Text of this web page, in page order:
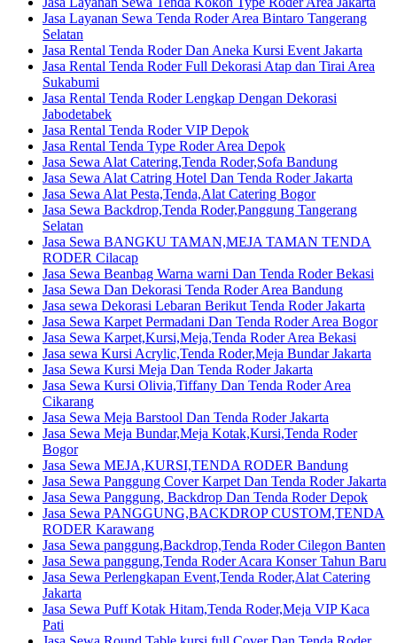
Jasa Layanan Sewa Tenda Roder Area Bintaro Tangerang
Selatan
Jasa Rental Tenda Roder Dan Aneka Kursi Event Jakarta
Jasa Rental Tenda Roder Full Dekorasi Atap dan Tirai Area
Sukabumi
Jasa Rental Tenda Roder Lengkap Dengan Dekorasi
Jabodetabek
Jasa Rental Tenda Roder VIP Depok
Jasa Rental Tenda Type Roder Area Depok
Jasa Sewa Alat Catering,Tenda Roder,Sofa Bandung
Jasa Sewa Alat Catring Hotel Dan Tenda Roder Jakarta
Jasa Sewa Alat Pesta,Tenda,Alat Catering Bogor
Jasa Sewa Backdrop,Tenda Roder,Panggung Tangerang
Selatan
Jasa Sewa BANGKU TAMAN,MEJA TAMAN TENDA
RODER Cilacap
Jasa Sewa Beanbag Warna warni Dan Tenda Roder Bekasi
Jasa Sewa Dan Dekorasi Tenda Roder Area Bandung
Jasa sewa Dekorasi Lebaran Berikut Tenda Roder Jakarta
Jasa Sewa Karpet Permadani Dan Tenda Roder Area Bogor
Jasa Sewa Karpet,Kursi,Meja,Tenda Roder Area Bekasi
Jasa sewa Kursi Acrylic,Tenda Roder,Meja Bundar Jakarta
Jasa Sewa Kursi Meja Dan Tenda Roder Jakarta
Jasa Sewa Kursi Olivia,Tiffany Dan Tenda Roder Area
Cikarang
Jasa Sewa Meja Barstool Dan Tenda Roder Jakarta
Jasa Sewa Meja Bundar,Meja Kotak,Kursi,Tenda Roder
Bogor
Jasa Sewa MEJA,KURSI,TENDA RODER Bandung
Jasa Sewa Panggung Cover Karpet Dan Tenda Roder Jakarta
Jasa Sewa Panggung, Backdrop Dan Tenda Roder Depok
Jasa Sewa PANGGUNG,BACKDROP CUSTOM,TENDA
RODER Karawang
Jasa Sewa panggung,Backdrop,Tenda Roder Cilegon Banten
Jasa Sewa panggung,Tenda Roder Acara Konser Tahun Baru
Jasa Sewa Perlengkapan Event,Tenda Roder,Alat Catering
Jakarta
Jasa Sewa Puff Kotak Hitam,Tenda Roder,Meja VIP Kaca
Pati